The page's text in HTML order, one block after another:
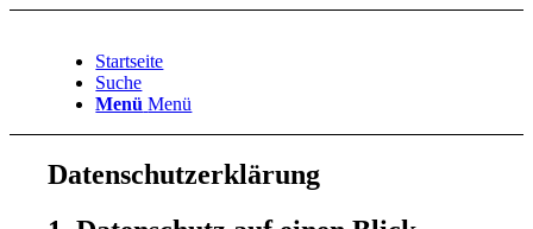
Startseite
Suche
Menü Menü
Datenschutzerklärung